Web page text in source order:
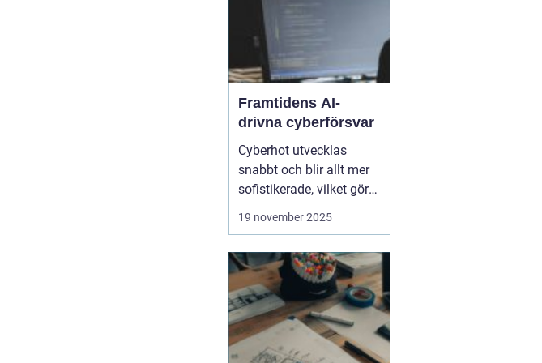
Framtidens AI-
drivna cyberförsvar
Cyberhot utvecklas
snabbt och blir allt mer
sofistikerade, vilket gör
traditionella
cybersäkerhet kräver
proaktiva och
intelligenta system som
kan identifiera, analysera
och n...
19 november 2025